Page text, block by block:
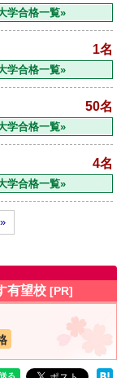
学合格一覧»
1名
学合格一覧»
50名
学合格一覧»
4名
学合格一覧»
有望校 [PR]